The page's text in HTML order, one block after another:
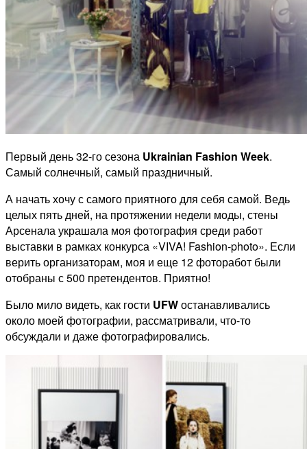
Первый день 32-го сезона Ukrainian Fashion Week.
Самый солнечный, самый праздничный.
А начать хочу с самого приятного для себя самой. Ведь
целых пять дней, на протяжении недели моды, стены
Арсенала украшала моя фотография среди работ
выставки в рамках конкурса «VIVA! Fashion-photo». Если
верить организаторам, моя и еще 12 фоторабот были
отобраны с 500 претендентов. Приятно!
Было мило видеть, как гости UFWостанавливались
около моей фотографии, рассматривали, что-то
обсуждали и даже фотографировались.